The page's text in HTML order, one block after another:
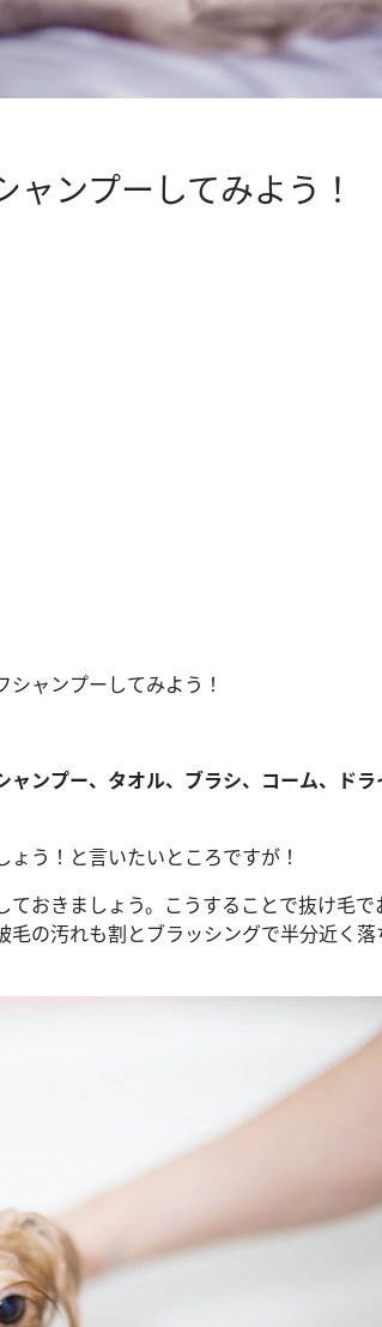
ャンプーしてみよう！
ャンプーしてみよう！
ャンプー、タオル、ブラシ、コーム、ドラ
う！と言いたいところですが！
おきましょう。こうすることで抜け毛
の汚れも割とブラッシングで半分近く落